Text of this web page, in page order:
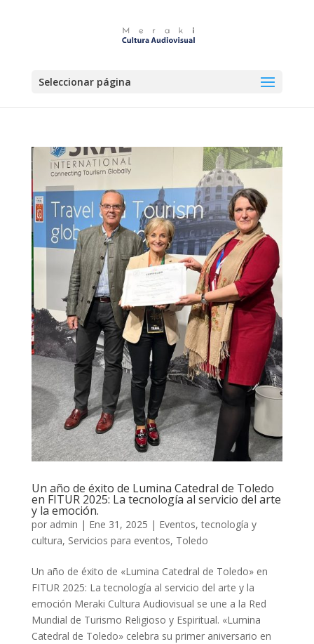
Seleccionar página
Un año de éxito de Lumina Catedral de Toledo
en FITUR 2025: La tecnología al servicio del arte
y la emoción.
por admin | Ene 31, 2025 | Eventos, tecnología y
cultura, Servicios para eventos, Toledo
Un año de éxito de «Lumina Catedral de Toledo» en
FITUR 2025: La tecnología al servicio del arte y la
emoción Meraki Cultura Audiovisual se une a la Red
Mundial de Turismo Religioso y Espiritual. «Lumina
Catedral de Toledo» celebra su primer aniversario en